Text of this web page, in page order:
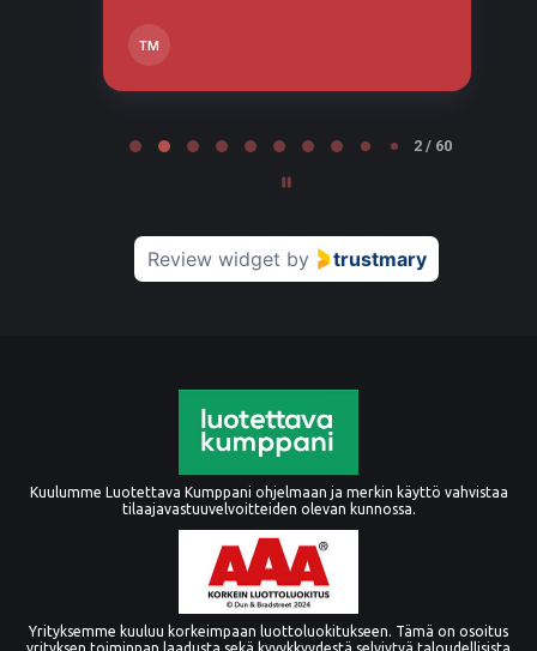
TM
2 / 60
Review widget by trustmary
Kuulumme Luotettava Kumppani ohjelmaan ja merkin käyttö vahvistaa
tilaajavastuuvelvoitteiden olevan kunnossa.
Yrityksemme kuuluu korkeimpaan luottoluokitukseen. Tämä on osoitus